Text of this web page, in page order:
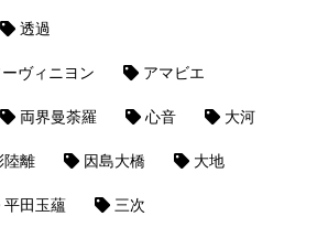
透過
ヴィニヨン アマビエ
両界曼荼羅 心音 大河
陸離 因島大橋 大地
平田玉蘊 三次